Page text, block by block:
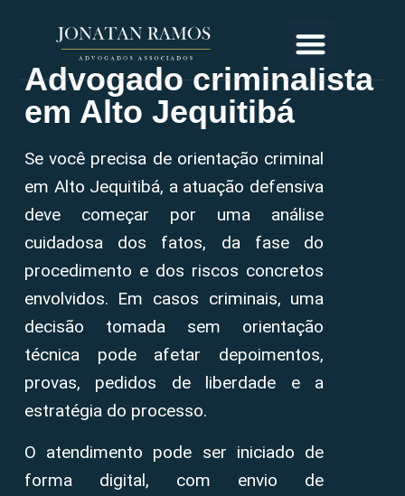
Advogado criminalista
em Alto Jequitibá
Se você precisa de orientação criminal
em Alto Jequitibá, a atuação defensiva
deve começar por uma análise
cuidadosa dos fatos, da fase do
procedimento e dos riscos concretos
envolvidos. Em casos criminais, uma
decisão tomada sem orientação
técnica pode afetar depoimentos,
provas, pedidos de liberdade e a
estratégia do processo.
O atendimento pode ser iniciado de
forma digital, com envio de